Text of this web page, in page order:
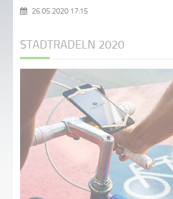
26.05.2020 17:15
STADTRADELN 2020